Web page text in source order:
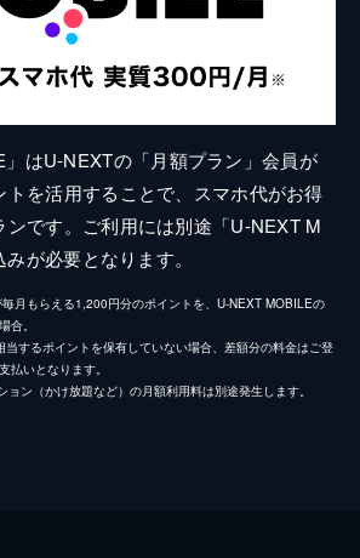
」はU-NEXTの「月額プラン」会員が
を活用することで、スマホ代がお得
ンです。ご利用には別途「U-NEXT M
が必要となります。
月もらえる1,200円分のポイントを、U-NEXT MOBILEの
合。
するポイントを保有していない場合、差額分の料金はご登
払いとなります。
ン（かけ放題など）の月額利用料は別途発生します。